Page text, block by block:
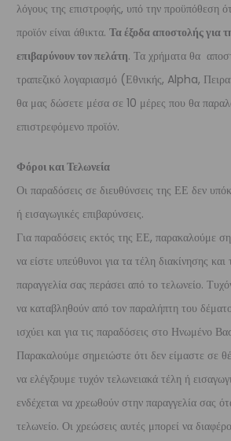
λόγους της επιστροφής, υπό την προϋπόθεση
προϊόν είναι άθικτα. Τα έξοδα αποστολής για
επιβαρύνουν τον πελάτη. Τα χρήματα θα
τραπεζικό λογαριασμό (Εθνικής, Alpha,
θα μας δώσετε μέσα σε 10 μέρες που θα
επιστρεφόμενο προϊόν.
Φόροι και Τελωνεία
Οι παραδόσεις σε διευθύνσεις της ΕΕ δεν
ή εισαγωγικές επιβαρύνσεις.
Για παραδόσεις εκτός της ΕΕ, παρακαλούμε
να είστε υπεύθυνοι για τα τέλη διακίνησης
παραγγελία σας περάσει από το τελωνείο.
να καταβληθούν από τον παραλήπτη του
ισχύει και για τις παραδόσεις στο Ηνωμένο
Παρακαλούμε σημειώστε ότι δεν είμαστε σε
να ελέγξουμε τυχόν τελωνειακά τέλη ή
ενδέχεται να χρεωθούν στην παραγγελία σας
τελωνείο. Οι χρεώσεις αυτές μπορεί να